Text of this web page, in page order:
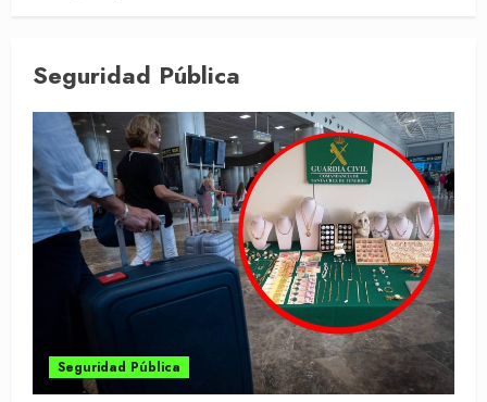
Seguridad Pública
Seguridad Pública